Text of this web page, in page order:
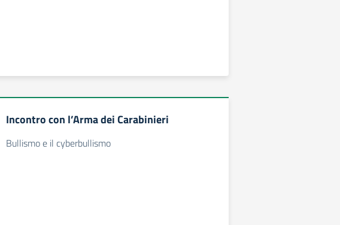
Incontro con l’Arma dei Carabinieri
Bullismo e il cyberbullismo